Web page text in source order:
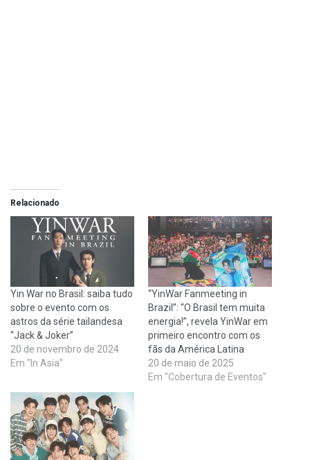
Relacionado
Yin War no Brasil: saiba tudo
sobre o evento com os
astros da série tailandesa
“Jack & Joker”
20 de novembro de 2024
Em "In Asia"
“YinWar Fanmeeting in
Brazil”: “O Brasil tem muita
energia!”, revela YinWar em
primeiro encontro com os
fãs da América Latina
20 de maio de 2025
Em "Cobertura de Eventos"